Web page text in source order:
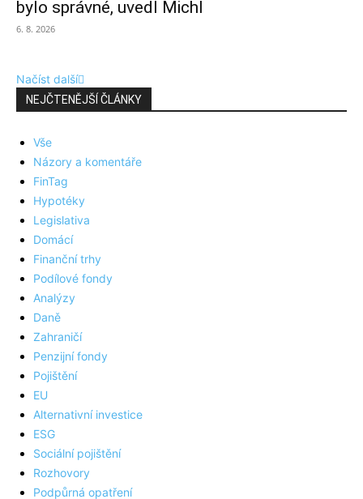
bylo správné, uvedl Michl
6. 8. 2026
Načíst další
NEJČTENĚJŠÍ ČLÁNKY
Vše
Názory a komentáře
FinTag
Hypotéky
Legislativa
Domácí
Finanční trhy
Podílové fondy
Analýzy
Daně
Zahraničí
Penzijní fondy
Pojištění
EU
Alternativní investice
ESG
Sociální pojištění
Rozhovory
Podpůrná opatření